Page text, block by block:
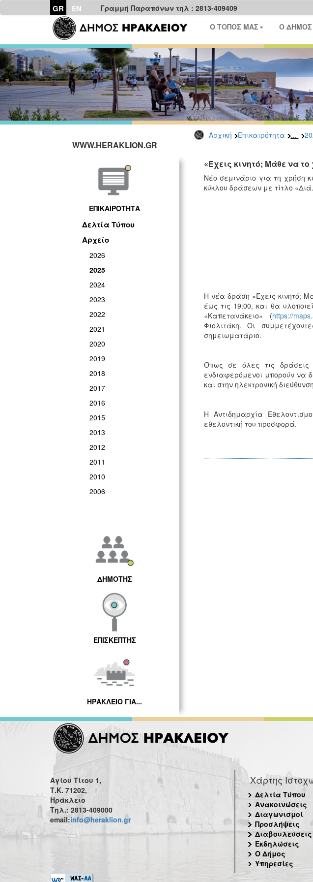
GR EN Γραμμή Παραπόνων τηλ : 2813-409409
Ο ΤΟΠΟΣ ΜΑΣ Ο ΔΗΜΟΣ
Αρχική Επικαιρότητα ...
WWW.HERAKLION.GR
ΕΠΙΚΑΙΡΟΤΗΤΑ
Δελτία Τύπου
Αρχείο
2026
2025
2024
2023
2022
2021
2020
2019
2018
2017
2016
2015
2013
2012
2011
2010
2006
ΔΗΜΟΤΗΣ
ΕΠΙΣΚΕΠΤΗΣ
ΗΡΑΚΛΕΙΟ ΓΙΑ...
«Έχεις κινητό; Μάθε να
Νέο σεμινάριο για τη χρήση
κύκλου δράσεων με τίτλο
Η νέα δράση «Έχεις κινητό;
έως τις 19:00, και θα
«Καπετανάκειο» (https://
Φιολιτάκη. Οι
σημειωματάριο.
Όπως σε όλες τις δράσεις
ενδιαφερόμενοι μπορούν να
και στην ηλεκτρονική διεύθυνση
Η Αντιδημαρχία
εθελοντική του προσφορά.
Αγίου Τίτου 1,
Τ.Κ. 71202,
Ηράκλειο
Τηλ.: 2813-409000
email:info@heraklion.gr
Χάρτης
Δελτία Τύπου
Ανακοινώσεις
Διαγωνισμοί
Προσλήψεις
Διαβουλεύσεις
Εκδηλώσεις
Ο Δήμος
Υπηρεσίες